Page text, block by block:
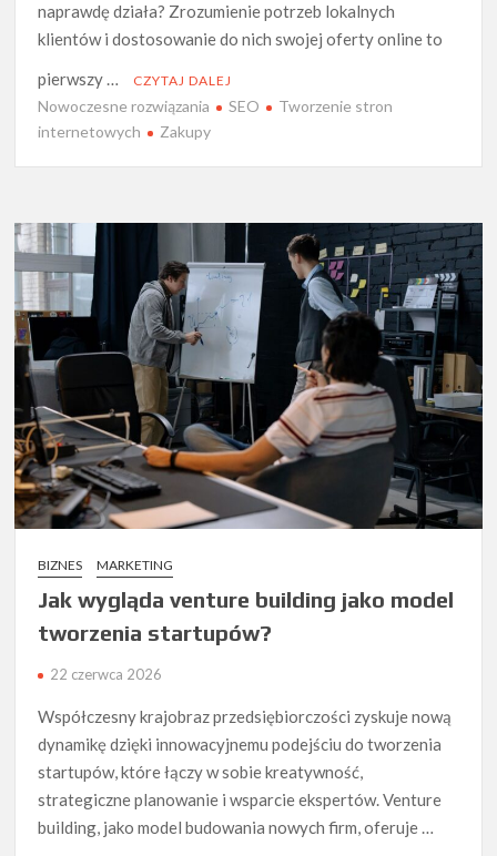
naprawdę działa? Zrozumienie potrzeb lokalnych
klientów i dostosowanie do nich swojej oferty online to
pierwszy …
CZYTAJ DALEJ
Nowoczesne rozwiązania SEO
Tworzenie stron
internetowych
Zakupy
BIZNES MARKETING
Jak wygląda venture building jako model
tworzenia startupów?
22 czerwca 2026
Współczesny krajobraz przedsiębiorczości zyskuje nową
dynamikę dzięki innowacyjnemu podejściu do tworzenia
startupów, które łączy w sobie kreatywność,
strategiczne planowanie i wsparcie ekspertów. Venture
building, jako model budowania nowych firm, oferuje …